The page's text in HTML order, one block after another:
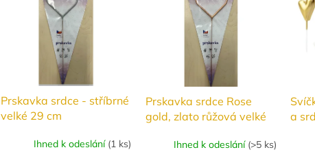
Prskavka srdce - stříbrné
velké 29 cm
Ihned k odeslání (1 ks)
Prskavka srdce Rose
gold, zlato růžová velké
Ihned k odeslání (>5 ks)
a